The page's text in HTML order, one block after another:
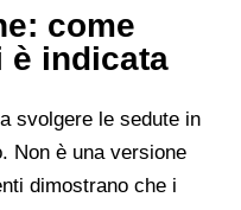
come
è indicata
svolgere le sedute in
Non è una versione
dimostrano che i